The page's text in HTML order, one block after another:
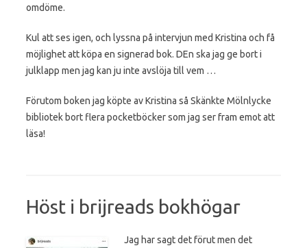
omdöme.
Kul att ses igen, och lyssna på intervjun med Kristina och få
möjlighet att köpa en signerad bok. DEn ska jag ge bort i
julklapp men jag kan ju inte avslöja till vem …
Förutom boken jag köpte av Kristina så Skänkte Mölnlycke
bibliotek bort flera pocketböcker som jag ser fram emot att
läsa!
Höst i brijreads bokhögar
Jag har sagt det förut men det